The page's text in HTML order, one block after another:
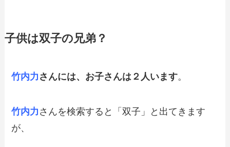
子供は双子の兄弟？
竹内力 さんには、お子さんは２人います。
竹内力 さんを検索すると「双子」と出てきます
が、